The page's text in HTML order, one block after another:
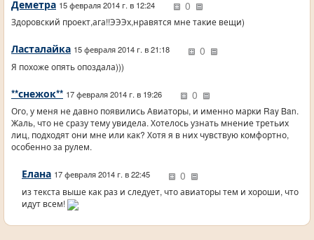
Деметра 15 февраля 2014 г. в 12:24 0
Здоровский проект,ага!!ЭЭЭх,нравятся мне такие вещи)
Ласталайка 15 февраля 2014 г. в 21:18 0
Я похоже опять опоздала)))
**снежок** 17 февраля 2014 г. в 19:26 0
Ого, у меня не давно появились Авиаторы, и именно марки Ray Ban.
Жаль, что не сразу тему увидела. Хотелось узнать мнение третьих
лиц, подходят они мне или как? Хотя я в них чувствую комфортно,
особенно за рулем.
Елана 17 февраля 2014 г. в 22:45 0
из текста выше как раз и следует, что авиаторы тем и хороши, что
идут всем!